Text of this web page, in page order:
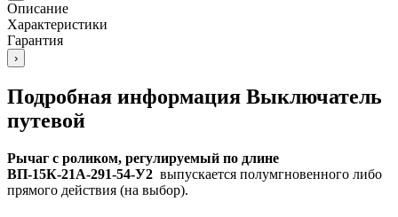
Описание
Характеристики
Гарантия
›
Подробная информация Выключатель
путевой
Рычаг с роликом, регулируемый по длине
ВП-15К-21А-291-54-У2 выпускается полумгновенного либо
прямого действия (на выбор).